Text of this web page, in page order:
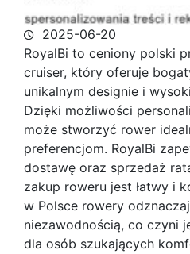
2025-06-20
RoyalBi to ceniony polski
cruiser, który oferuje
unikalnym designie i
Dzięki możliwości
może stworzyć rower
preferencjom. RoyalBi
dostawę oraz sprzedaż
zakup roweru jest łatwy i
w Polsce rowery
niezawodnością, co czyni
dla osób szukających